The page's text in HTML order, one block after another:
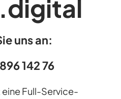
uns an:
142 76
Full-Service-